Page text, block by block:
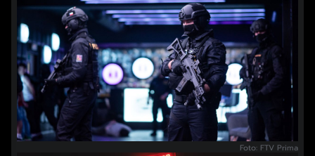
Foto: FTV Prima